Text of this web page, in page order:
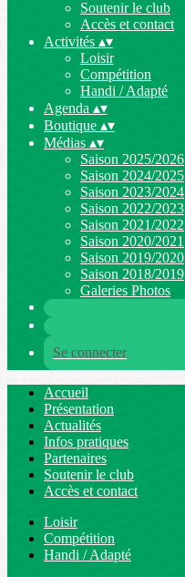
Soutenir le club
Accès et contact
Activités ▴▾
Loisir
Compétition
Handi / Adapté
Agenda ▴▾
Boutique ▴▾
Médias ▴▾
Saison 2025/2026
Saison 2024/2025
Saison 2023/2024
Saison 2022/2023
Saison 2021/2022
Saison 2020/2021
Saison 2019/2020
Saison 2018/2019
Galeries Photos
Se connecter
Accueil
Présentation
Actualités
Infos pratiques
Partenaires
Soutenir le club
Accès et contact
Loisir
Compétition
Handi / Adapté